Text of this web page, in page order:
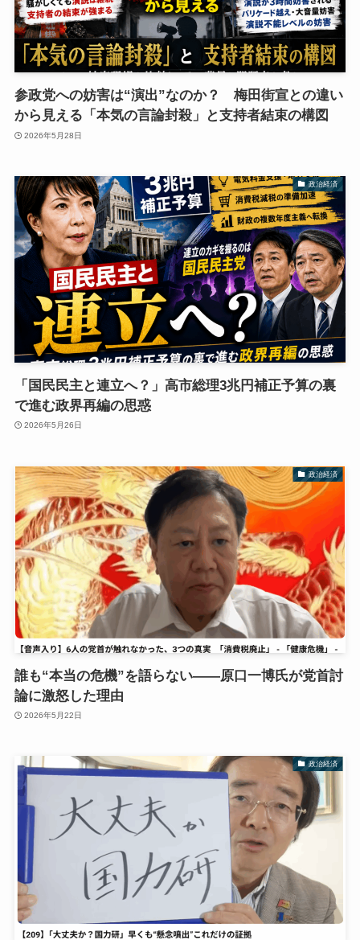
参政党への妨害は“演出”なのか？ 梅田街宣との違い
から見える「本気の言論封殺」と支持者結束の構図
2026年5月28日
政治経済
「国民民主と連立へ？」高市総理3兆円補正予算の裏
で進む政界再編の思惑
2026年5月26日
政治経済
誰も“本当の危機”を語らない――原口一博氏が党首討
論に激怒した理由
2026年5月22日
政治経済